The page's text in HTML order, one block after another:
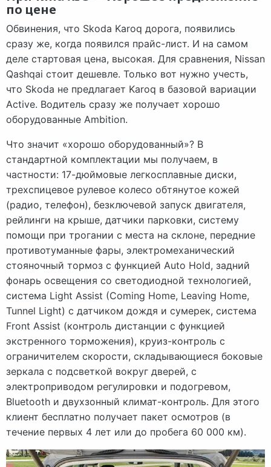
по цене
Обвинения, что Skoda Karoq дорога, появились
сразу же, когда появился прайс-лист. И на самом
деле стартовая цена, высокая. Для сравнения, Nissan
Qashqai стоит дешевле. Только вот нужно учесть,
что Skoda не предлагает Karoq в базовой вариации
Active. Водитель сразу же получает хорошо
оборудованные Ambition.
Что значит «хорошо оборудованный»? В
стандартной комплектации мы получаем, в
частности: 17-дюймовые легкосплавные диски,
трехспицевое рулевое колесо обтянутое кожей
(радио, телефон), безключевой запуск двигателя,
рейлинги на крыше, датчики парковки, систему
помощи при трогании с места на склоне, передние
противотуманные фары, электромеханический
стояночный тормоз с функцией Auto Hold, задний
фонарь освещения со светодиодной технологией,
система Light Assist (Coming Home, Leaving Home,
Tunnel Light) с датчиком дождя и сумерек, система
Front Assist (контроль дистанции с функцией
экстренного торможения), круиз-контроль с
ограничителем скорости, складывающиеся боковые
зеркала с подсветкой вокруг дверей, с
электроприводом регулировки и подогревом,
Bluetooth и двухзонный климат-контроль. Для этого
клиент бесплатно получает пакет осмотров (в
течение первых 4 лет или до пробега 60 000 км).